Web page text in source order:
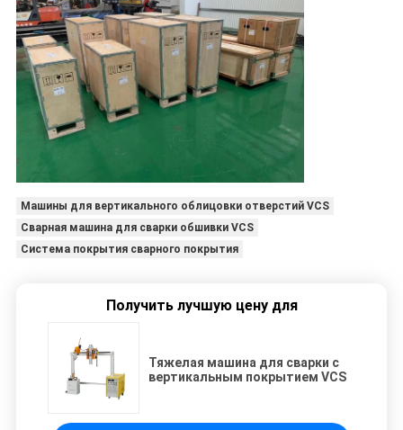
Машины для вертикального облицовки отверстий VCS
Сварная машина для сварки обшивки VCS
Система покрытия сварного покрытия
Получить лучшую цену для
Тяжелая машина для сварки с
вертикальным покрытием VCS